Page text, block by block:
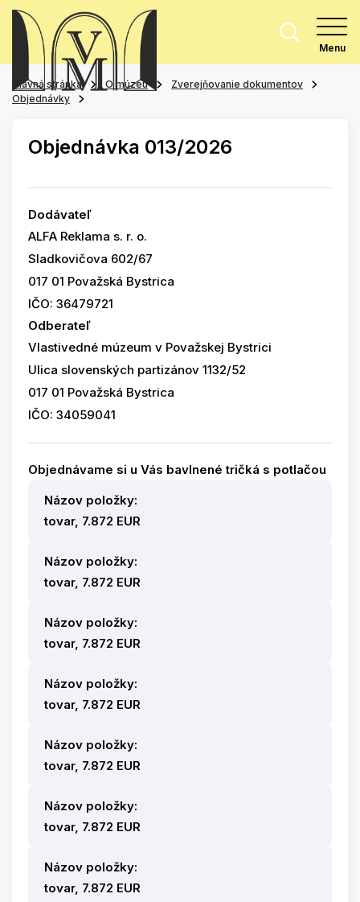
Menu
Hlavná stránka O múzeu
Zverejňovanie dokumentov
Objednávky
Objednávka 013/2026
Dodávateľ
ALFA Reklama s. r. o.
Sladkovičova 602/67
017 01 Považská Bystrica
IČO: 36479721
Odberateľ
Vlastivedné múzeum v Považskej Bystrici
Ulica slovenských partizánov 1132/52
017 01 Považská Bystrica
IČO: 34059041
Objednávame si u Vás bavlnené tričká s potlačou
Názov položky:
tovar, 7.872 EUR
Názov položky:
tovar, 7.872 EUR
Názov položky:
tovar, 7.872 EUR
Názov položky:
tovar, 7.872 EUR
Názov položky:
tovar, 7.872 EUR
Názov položky:
tovar, 7.872 EUR
Názov položky:
tovar, 7.872 EUR